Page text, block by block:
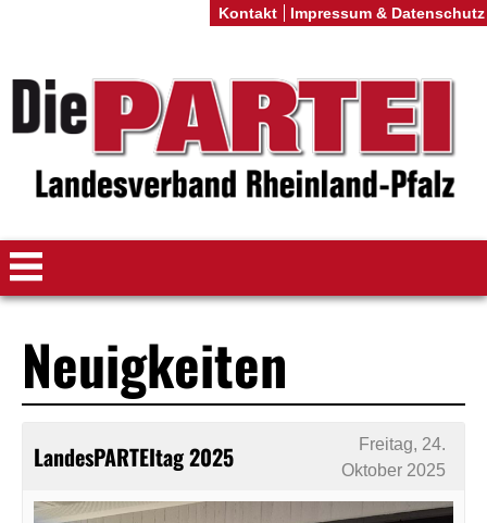
Neuigkeiten
LandesPARTEItag 2025
Freitag, 24.
Oktober 2025
Kontakt Impressum & Datenschutz